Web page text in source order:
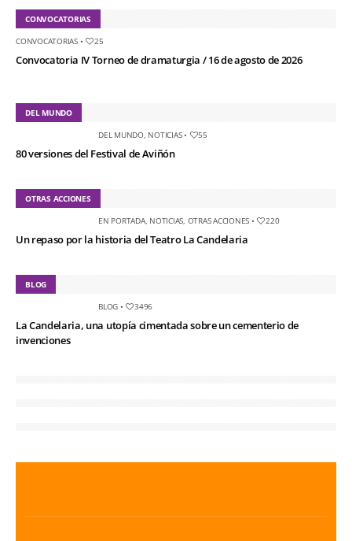
CONVOCATORIAS
CONVOCATORIAS• 25
Convocatoria IV Torneo de dramaturgia / 16 de agosto de 2026
DEL MUNDO
DEL MUNDO, NOTICIAS• 55
80 versiones del Festival de Aviñón
OTRAS ACCIONES
EN PORTADA, NOTICIAS OTRAS ACCIONES • 220
Un repaso por la historia del Teatro La Candelaria
BLOG
BLOG • 3496
La Candelaria, una utopía cimentada sobre un cementerio de
invenciones